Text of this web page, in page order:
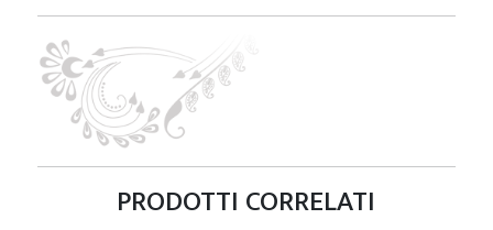
PRODOTTI CORRELATI